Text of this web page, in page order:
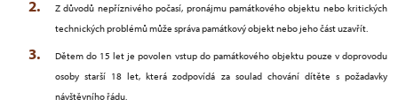
Zdůvodů nepříznivého počasí, pronájmu památkového objektu nebo kritických
technických problémů může správa památkový objekt nebo jeho část uzavřít.
Dětem do 15 let je povolen vstup do památkového objektu pouze v doprovodu
osoby starší 18 let, která zodpovídá za soulad chování dítěte s požadavky
návštěvního řádu.